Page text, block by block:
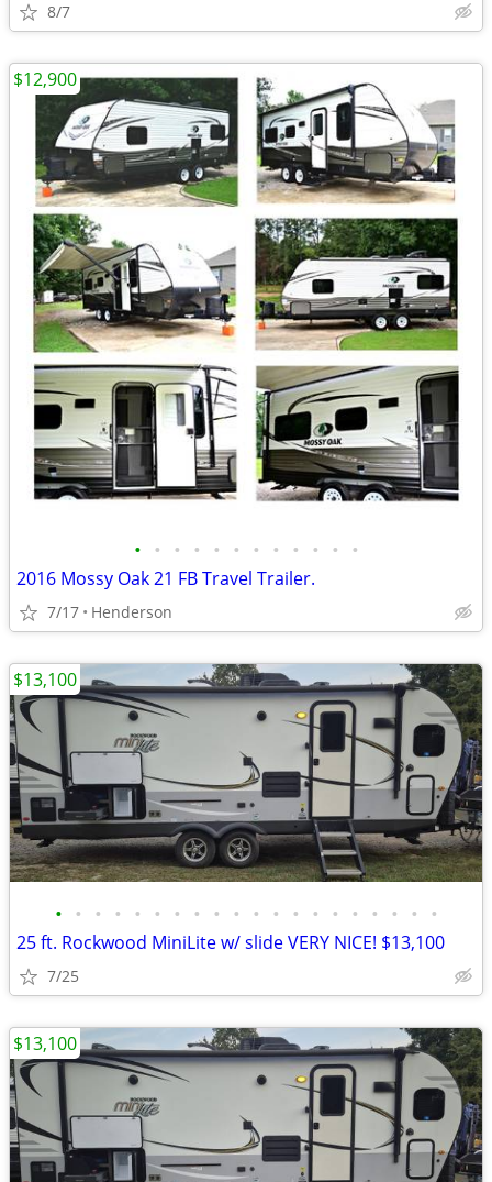
8/7
• • • • • • • • • • • •
2016 Mossy Oak 21 FB Travel Trailer.
7/17 Henderson
$12,900
• • • • • • • • • • • • • • • • • • • •
25 ft. Rockwood MiniLite w/ slide VERY NICE! $13,100
7/25
$13,100
$13,100